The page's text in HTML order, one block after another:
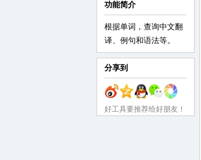
功能简介
根据单词，查询中文翻
译、例句和语法等。
分享到
好工具要推荐给好朋友！